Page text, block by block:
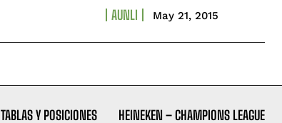
AUNLI May 21, 2015
TABLAS Y POSICIONES HEINEKEN – CHAMPIONS LEAGUE